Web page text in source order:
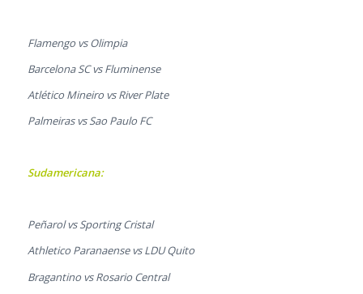
Flamengo vs Olimpia
Barcelona SC vs Fluminense
Atlético Mineiro vs River Plate
Palmeiras vs Sao Paulo FC
Sudamericana:
Peñarol vs Sporting Cristal
Athletico Paranaense vs LDU Quito
Bragantino vs Rosario Central